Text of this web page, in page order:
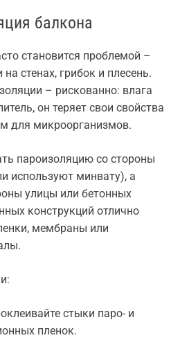
балкона
становится проблемой –
стенах, грибок и плесень.
– рискованно: влага
он теряет свои свойства
для микроорганизмов.
пароизоляцию со стороны
используют минвату), а
улицы или бетонных
конструкций отлично
мембраны или
стыки паро- и
пленок.